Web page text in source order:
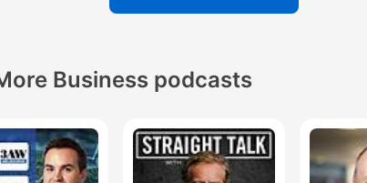
Business podcasts